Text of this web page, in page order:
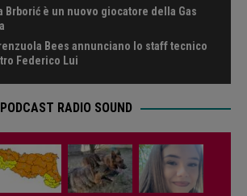
Brborić è un nuovo giocatore della Gas
Bees annunciano lo staff tecnico
Federico Lui
PODCAST RADIO SOUND